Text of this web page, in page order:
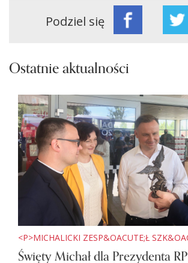
Podziel się
Ostatnie aktualności
Święty Michał dla Prezydenta RP